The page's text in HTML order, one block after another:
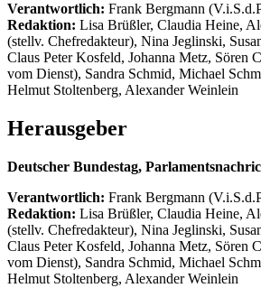
Verantwortlich: Frank Bergmann
Redaktion: Lisa Brüßler, Claudia Heine,
(stellv. Chefredakteur), Nina Jeglinski,
Claus Peter Kosfeld, Johanna Metz, Sören
vom Dienst), Sandra Schmid, Michael
Helmut Stoltenberg, Alexander Weinlein
Herausgeber
Deutscher Bundestag,
Verantwortlich: Frank Bergmann
Redaktion: Lisa Brüßler, Claudia Heine,
(stellv. Chefredakteur), Nina Jeglinski,
Claus Peter Kosfeld, Johanna Metz, Sören
vom Dienst), Sandra Schmid, Michael
Helmut Stoltenberg, Alexander Weinlein